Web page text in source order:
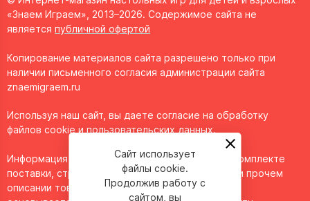
«Знаем Играем», 2013–2026. Содержимое сайта не
является публичной офертой
Копирование материалов сайта разрешено только при
наличии письменного согласия администрации сайта
znaemigraem.ru
Используя наш сайт, вы даете согласие на обработку
файлов cookie и пользовательских данных.
Информация о технических характеристиках, комплекте
поставки, стране изготовления, внешнем виде и прочем
описании товара носит справочный характер и
Сайт использует
файлы cookie.
Продолжив работу с
сайтом, вы